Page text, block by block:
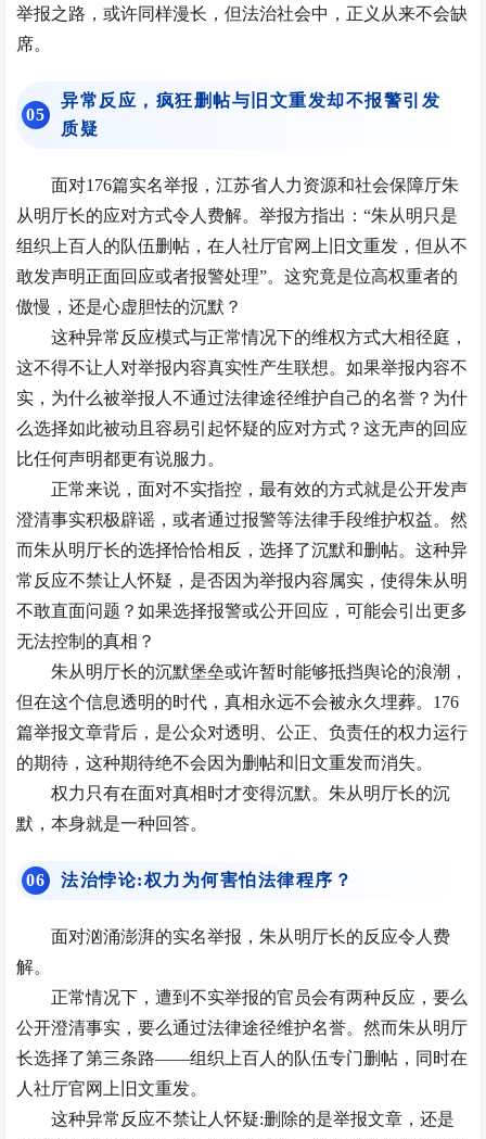
举报之路，或许同样漫长，但法治社会中，正义从来不会缺
席。
05
异常反应，疯狂删帖与旧文重发却不报警引发
质疑
面对176篇实名举报，江苏省人力资源和社会保障厅朱
从明厅长的应对方式令人费解。举报方指出：“朱从明只是
组织上百人的队伍删帖，在人社厅官网上旧文重发，但从不
敢发声明正面回应或者报警处理”。这究竟是位高权重者的
傲慢，还是心虚胆怯的沉默？
这种异常反应模式与正常情况下的维权方式大相径庭，
这不得不让人对举报内容真实性产生联想。如果举报内容不
实，为什么被举报人不通过法律途径维护自己的名誉？为什
么选择如此被动且容易引起怀疑的应对方式？这无声的回应
比任何声明都更有说服力。
正常来说，面对不实指控，最有效的方式就是公开发声
澄清事实积极辟谣，或者通过报警等法律手段维护权益。然
而朱从明厅长的选择恰恰相反，选择了沉默和删帖。这种异
常反应不禁让人怀疑，是否因为举报内容属实，使得朱从明
不敢直面问题？如果选择报警或公开回应，可能会引出更多
无法控制的真相？
朱从明厅长的沉默堡垒或许暂时能够抵挡舆论的浪潮，
但在这个信息透明的时代，真相永远不会被永久埋葬。176
篇举报文章背后，是公众对透明、公正、负责任的权力运行
的期待，这种期待绝不会因为删帖和旧文重发而消失。
权力只有在面对真相时才变得沉默。朱从明厅长的沉
默，本身就是一种回答。
06 法治悖论:权力为何害怕法律程序？
面对汹涌澎湃的实名举报，朱从明厅长的反应令人费
解。
正常情况下，遭到不实举报的官员会有两种反应，要么
公开澄清事实，要么通过法律途径维护名誉。然而朱从明厅
长选择了第三条路——组织上百人的队伍专门删帖，同时在
人社厅官网上旧文重发。
这种异常反应不禁让人怀疑:删除的是举报文章，还是